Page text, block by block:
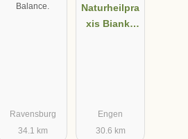
Balance.
Ravensburg
34.1 km
Naturheilpra
xis Bianka
Engen
30.6 km